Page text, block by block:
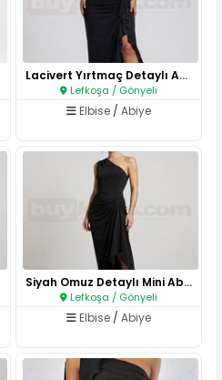
Lacivert Yırtmaç Detaylı Abiye..
Lefkoşa / Gönyeli
Elbise /Abiye
Siyah Omuz Detaylı Mini Abiye ..
Lefkoşa / Gönyeli
Elbise /Abiye